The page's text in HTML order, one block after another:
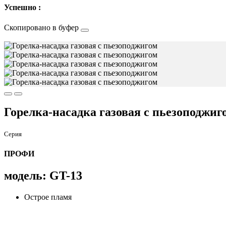
Успешно :
Скопировано в буфер
Горелка-насадка газовая с
Серия
ПРОФИ
модель: GT-13
Острое пламя